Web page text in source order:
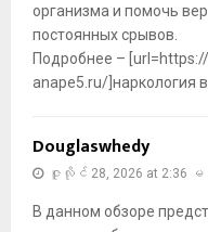
организма и помочь
постоянных срывов.
Подробнее –
anape5.ru/]наркология
Douglaswhedy
ဇူလိုင် 28, 2026 at 2:36
В данном обзоре